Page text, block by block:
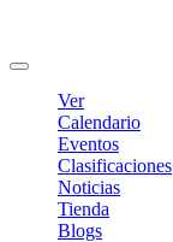
Ver
Calendario
Eventos
Clasificaciones
Noticias
Tienda
Blogs